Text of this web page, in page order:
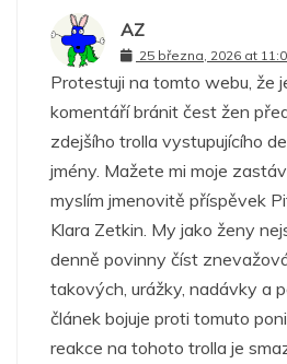
AZ
25 března, 2026 at
Protestuji na tomto webu, že
komentáří bránit čest žen
zdejšího trolla vystupujícího
jmény. Mažete mi moje
myslím jmenovitě příspěvek
Klara Zetkin. My jako ženy
denně povinny číst
takových, urážky, nadávky a
článek bojuje proti tomuto
reakce na tohoto trolla je